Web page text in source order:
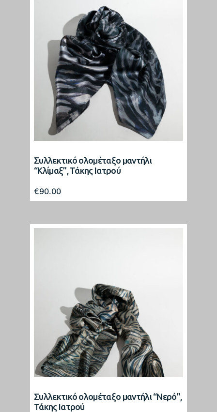
Συλλεκτικό ολομέταξο μαντήλι
“Κλίμαξ”, Τάκης Ιατρού
€90.00
Συλλεκτικό ολομέταξο μαντήλι “Νερό”,
Τάκης Ιατρού